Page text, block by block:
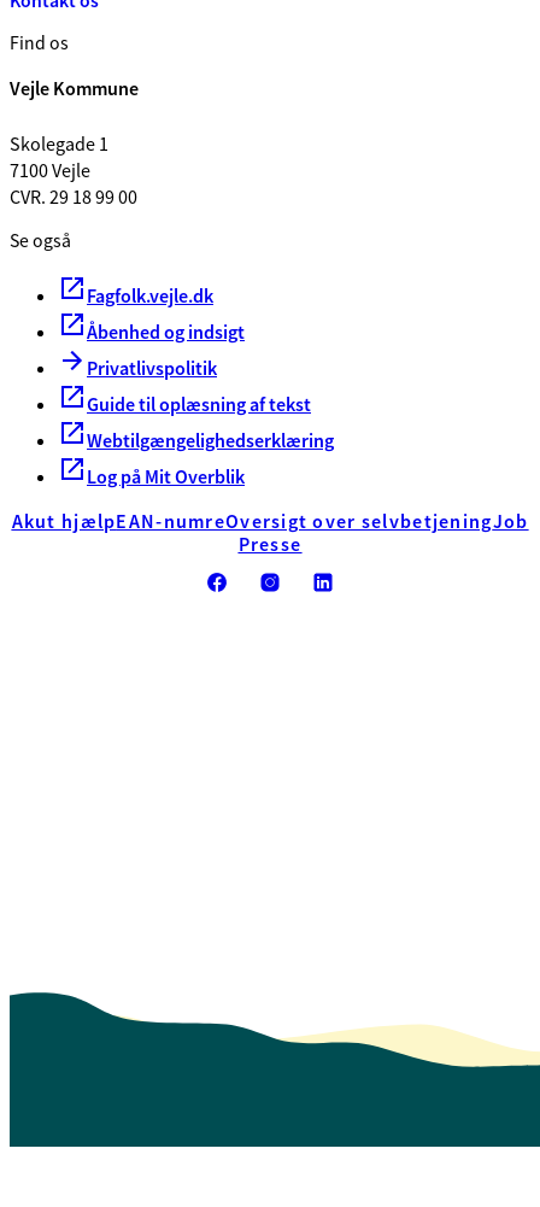
Find os
Vejle Kommune
Skolegade 1
7100 Vejle
CVR. 29 18 99 00
Se også
Fagfolk.vejle.dk
Åbenhed og indsigt
Privatlivspolitik
Guide til oplæsning af tekst
Webtilgængelighedserklæring
Log på Mit Overblik
Akut hjælpEAN-numreOversigt over selvbetjeningJob
Presse